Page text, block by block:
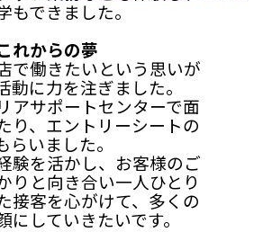
もできました。
れからの夢
で働きたいという思いが
動に力を注ぎました。
アサポートセンターで面
り、エントリーシートの
いました。
験を活かし、お客様のご
りと向き合い一人ひとり
接客を心がけて、多くの
にしていきたいです。